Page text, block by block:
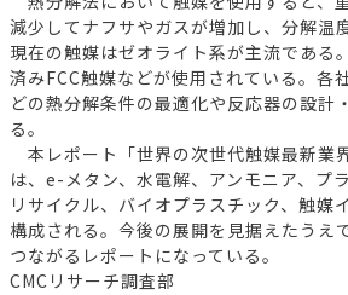
減少してナフサやガスが増加し、分解温
現在の触媒はゼオライト系が主流である
済みFCC触媒などが使用されている。各
どの熱分解条件の最適化や反応器の設計
る。
本レポート「世界の次世代触媒最新業
は、e-メタン、水電解、アンモニア、プ
リサイクル、バイオプラスチック、触媒
構成される。今後の展開を見据えたうえ
つながるレポートになっている。
CMCリサーチ調査部